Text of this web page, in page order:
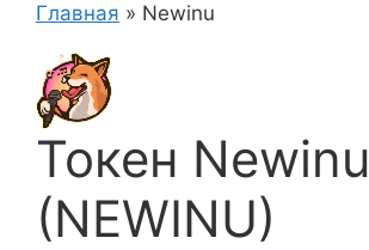
Главная » Newinu
Токен Newinu
(NEWINU)